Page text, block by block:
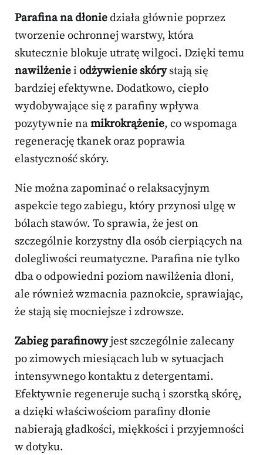
Parafina na dłoniedziała głównie poprzez
tworzenie ochronnej warstwy, która
skutecznie blokuje utratę wilgoci. Dzięki temu
nawilżeniei odżywienie skórystają się
bardziej efektywne. Dodatkowo, ciepło
wydobywające się z parafiny wpływa
pozytywnie namikrokrążenie, co wspomaga
regenerację tkanek oraz poprawia
elastyczność skóry.
Nie można zapominać o relaksacyjnym
aspekcie tego zabiegu, który przynosi ulgę w
bólach stawów. To sprawia, że jest on
szczególnie korzystny dla osób cierpiących na
dolegliwości reumatyczne. Parafina nie tylko
dba o odpowiedni poziom nawilżenia dłoni,
ale również wzmacnia paznokcie, sprawiając,
że stają się mocniejsze i zdrowsze.
Zabieg parafinowyjest szczególnie zalecany
po zimowych miesiącach lub w sytuacjach
intensywnego kontaktu z detergentami.
Efektywnie regeneruje suchą i szorstką skórę,
a dzięki właściwościom parafiny dłonie
nabierają gładkości, miękkości i przyjemności
w dotyku.